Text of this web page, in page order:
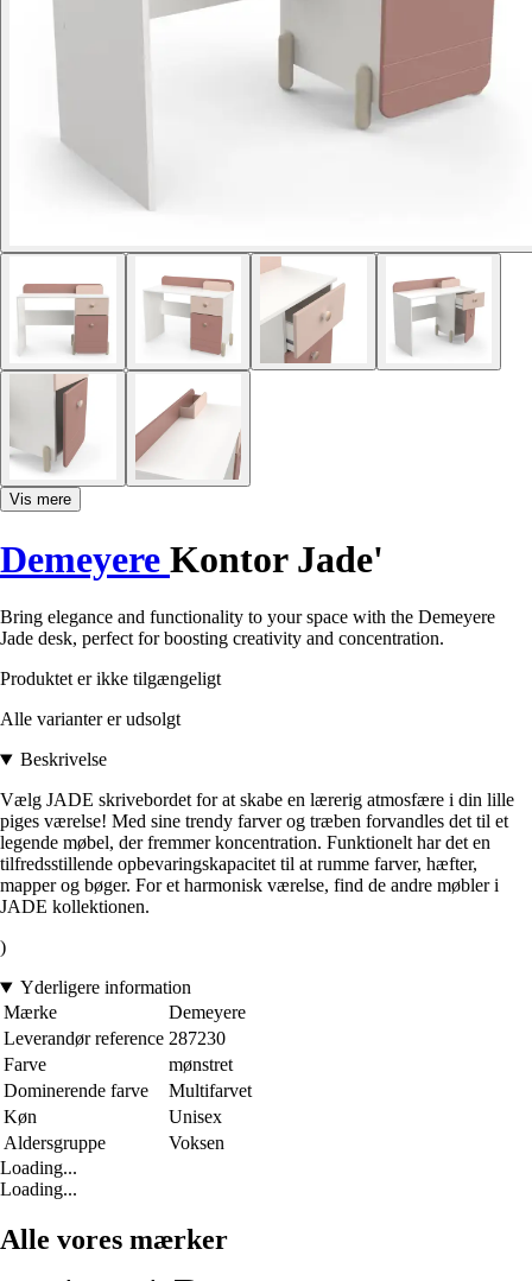
Vis mere
Demeyere Kontor Jade'
Bring elegance and functionality to your space with the Demeyere
Jade desk, perfect for boosting creativity and concentration.
Produktet er ikke tilgængeligt
Alle varianter er udsolgt
Beskrivelse
Vælg JADE skrivebordet for at skabe en lærerig atmosfære i din lille
piges værelse! Med sine trendy farver og træben forvandles det til et
legende møbel, der fremmer koncentration. Funktionelt har det en
tilfredsstillende opbevaringskapacitet til at rumme farver, hæfter,
mapper og bøger. For et harmonisk værelse, find de andre møbler i
JADE kollektionen.
)
Yderligere information
Mærke
Demeyere
Leverandør reference 287230
Farve
mønstret
Dominerende farve
Multifarvet
Køn
Unisex
Aldersgruppe
Voksen
Loading...
Loading...
Alle vores mærker